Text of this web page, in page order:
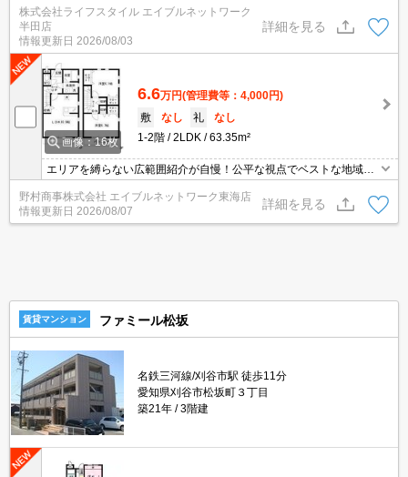
株式会社ライフスタイル エイブルネットワーク
半田店
情報更新日 2026/08/03
詳細を見る
画像：16枚
6.6万円(管理費等：4,000円)
敷
なし 礼
なし
1-2階
2LDK 63.35m²
エリアを縛らない広範囲紹介が自慢！公平な視点でベストな地域を
ご提案します。現地集合・オンライン対応！
野村商事株式会社 エイブルネットワーク東海店
情報更新日 2026/08/07
詳細を見る
賃貸マンション ファミール松坂
名鉄三河線/刈谷市駅 徒歩11分
愛知県刈谷市松坂町３丁目
築21年
3階建